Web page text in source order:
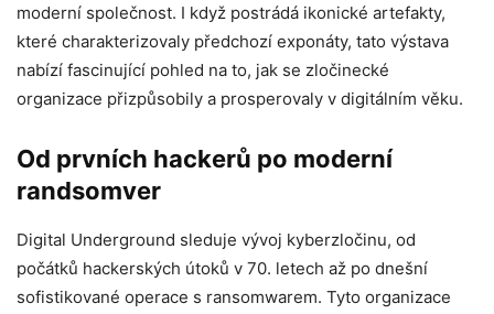
moderní společnost. I když postrádá ikonické artefakty,
které charakterizovaly předchozí exponáty, tato výstava
nabízí fascinující pohled na to, jak se zločinecké
organizace přizpůsobily a prosperovaly v digitálním věku.
Od prvních hackerů po moderní
randsomver
Digital Underground sleduje vývoj kyberzločinu, od
počátků hackerských útoků v 70. letech až po dnešní
sofistikované operace s ransomwarem. Tyto organizace